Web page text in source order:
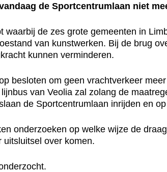
de Sportcentrumlaan niet
de zes grote gemeenten in
van kunstwerken. Bij de brug
kunnen verminderen.
besloten om geen vrachtverkeer
van Veolia zal zolang de
de Sportcentrumlaan inrijden en
onderzoeken op welke wijze de
over komen.